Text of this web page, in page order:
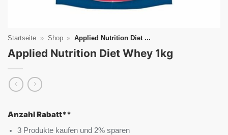
Startseite » Shop » Applied Nutrition Diet ...
Applied Nutrition Diet Whey 1kg
Anzahl Rabatt**
3 Produkte kaufen und 2% sparen